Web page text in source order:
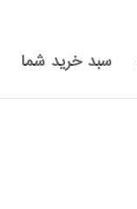
سبد خرید شما